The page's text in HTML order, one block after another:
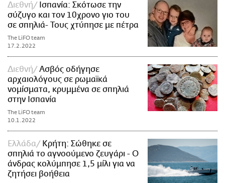
Διεθνή
Ισπανία: Σκότωσε την
σύζυγο και τον 10χρονο γιο του
σε σπηλιά- Τους χτύπησε με πέτρα
The LiFO team
17.2.2022
Διεθνή
Ασβός οδήγησε
αρχαιολόγους σε ρωμαϊκά
νομίσματα, κρυμμένα σε σπηλιά
στην Ισπανία
The LiFO team
10.1.2022
Ελλάδα
Κρήτη: Σώθηκε σε
σπηλιά το αγνοούμενο ζευγάρι - Ο
άνδρας κολύμπησε 1,5 μίλι για να
ζητήσει βοήθεια